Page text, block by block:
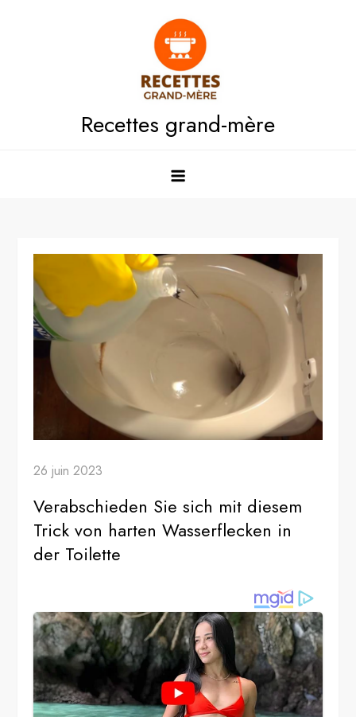
Recettes grand-mère
26 juin 2023
Verabschieden Sie sich mit diesem
Trick von harten Wasserflecken in
der Toilette